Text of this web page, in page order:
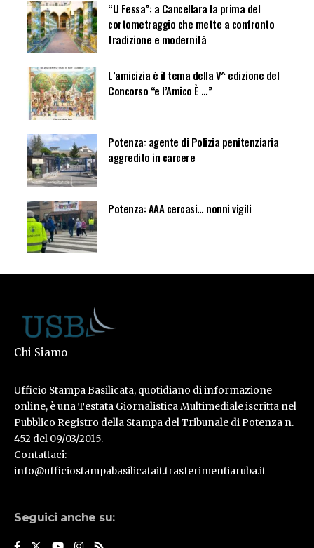
“U Fessa”: a Cancellara la prima del
cortometraggio che mette a confronto
tradizione e modernità
L’amicizia è il tema della V^ edizione del
Concorso “e l’Amico È …”
Potenza: agente di Polizia penitenziaria
aggredito in carcere
Potenza: AAA cercasi… nonni vigili
Chi Siamo
Ufficio Stampa Basilicata, quotidiano di informazione
online, è una Testata Giornalistica Multimediale iscritta nel
Pubblico Registro della Stampa del Tribunale di Potenza n.
452 del 09/03/2015.
Contattaci:
info@ufficiostampabasilicatait.trasferimentiaruba.it
Seguici anche su: